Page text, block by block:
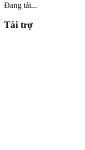
Đang tải...
Tài trợ